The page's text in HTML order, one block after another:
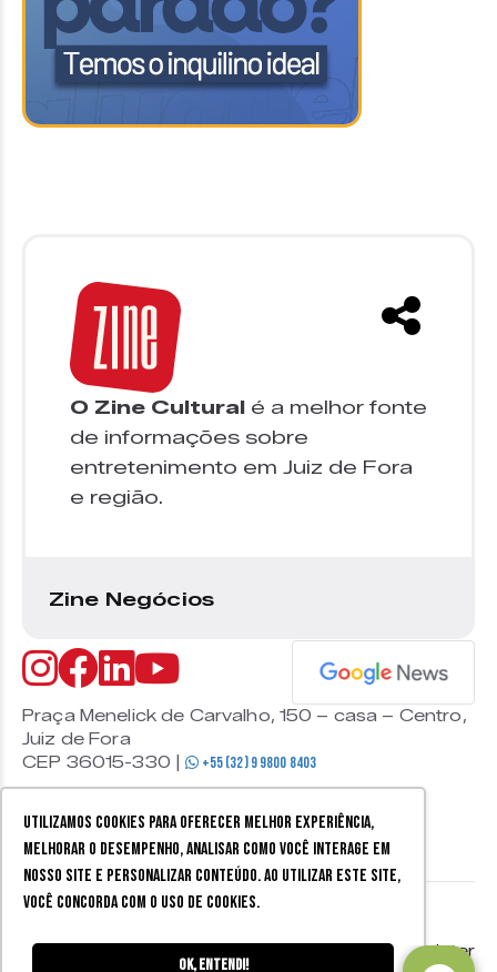
Utilizamos cookies para oferecer melhor experiência,
melhorar o desempenho, analisar como você interage em
nosso site e personalizar conteúdo. Ao utilizar este site,
você concorda com o uso de cookies.
Ok, entendi!
O Zine Cultural é a melhor fonte
de informações sobre
entretenimento em Juiz de Fora
e região.
Zine Negócios
Praça Menelick de Carvalho, 150 – casa – Centro,
Juiz de Fora
CEP 36015-330 |
+55 (32) 9 9800 8403
os direitos reservados.
Mobister